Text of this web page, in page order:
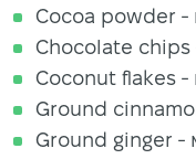
Cocoa powder -
Chocolate chips
Coconut flakes -
Ground
Ground ginger -